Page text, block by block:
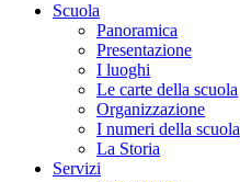
Scuola
Panoramica
Presentazione
I luoghi
Le carte della scuola
Organizzazione
I numeri della scuola
La Storia
Servizi